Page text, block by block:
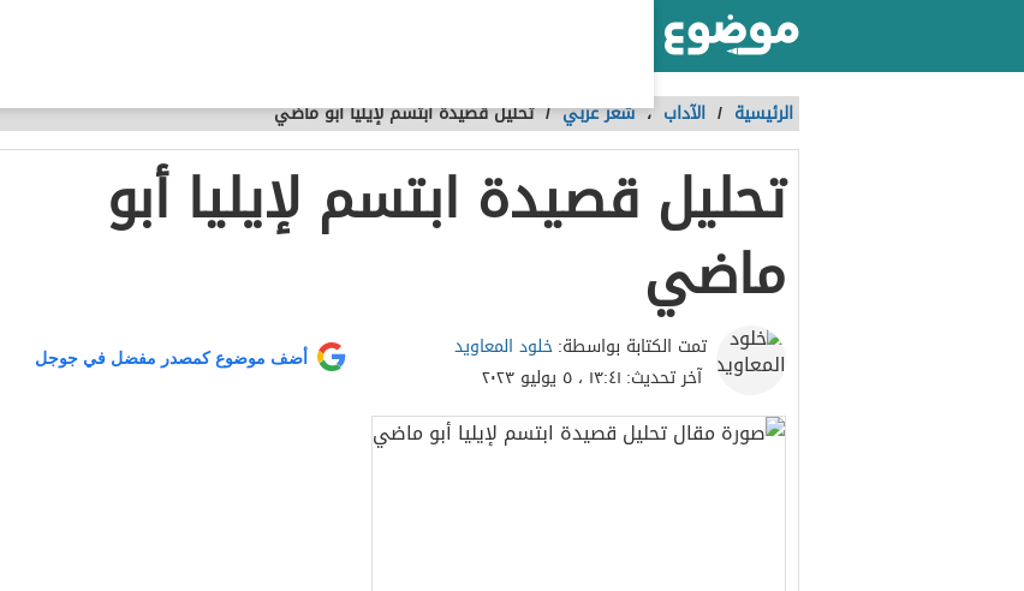
الرئيسية / الآداب ،شعر عربي /تحليل قصيدة ابتسم لإيليا أبو ماضي
تحليل قصيدة ابتسم لإيليا أبو
ماضي
تمت الكتابة بواسطة:خلود المعاويد
آخر تحديث: ١٣:٤١ ، ٥ يوليو ٢٠٢٣
أضف موضوع كمصدر مفضل في جوجل